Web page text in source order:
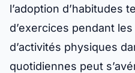
l’adoption d’habitudes
d’exercices pendant
d’activités physiques
quotidiennes peut